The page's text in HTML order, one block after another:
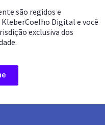
são regidos e
Digital e você
exclusiva dos